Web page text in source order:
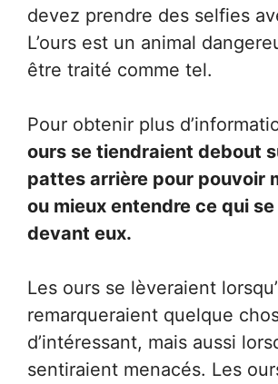
devez prendre des selfies
L’ours est un animal
être traité comme tel.
Pour obtenir plus
ours se tiendraient debout
pattes arrière pour pouvoir
ou mieux entendre ce qui
devant eux.
Les ours se lèveraient
remarqueraient quelque
d’intéressant, mais aussi
sentiraient menacés. Les